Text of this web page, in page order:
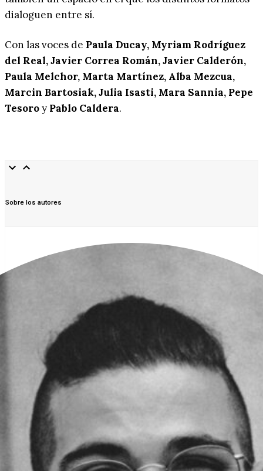
dialoguen entre sí.
Con las voces de Paula Ducay, Myriam Rodríguez
del Real, Javier Correa Román, Javier Calderón,
Paula Melchor, Marta Martínez, Alba Mezcua,
Marcin Bartosiak, Julia Isasti, Mara Sannia, Pepe
Tesoroy Pablo Caldera.
Sobre los autores